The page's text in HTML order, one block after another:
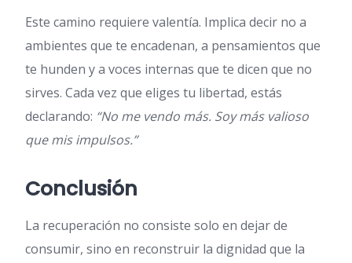
Este camino requiere valentía. Implica decir no a
ambientes que te encadenan, a pensamientos que
te hunden y a voces internas que te dicen que no
sirves. Cada vez que eliges tu libertad, estás
declarando: “No me vendo más. Soy más valioso
que mis impulsos.”
Conclusión
La recuperación no consiste solo en dejar de
consumir, sino en reconstruir la dignidad que la